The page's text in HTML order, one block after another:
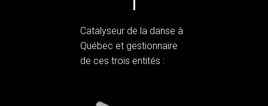
Catalyseur de la danse à
Québec et gestionnaire
de ces trois entités :